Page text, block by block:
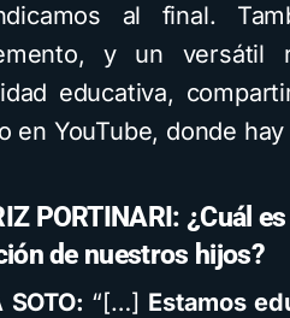
al final.
y un versátil
educativa,
en YouTube, donde
PORTINARI: ¿Cuál
de nuestros hijos?
SOTO: “[…] Estamos